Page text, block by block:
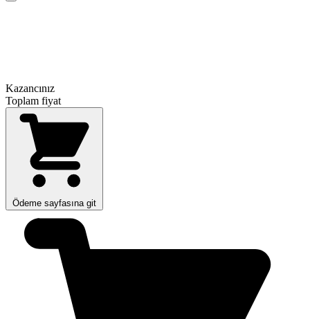
Kazancınız
Toplam fiyat
Ödeme sayfasına git